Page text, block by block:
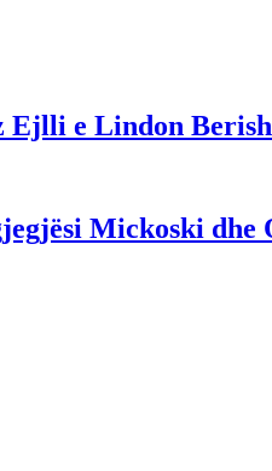
Ejlli e Lindon
Mickoski